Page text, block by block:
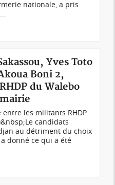
nationale, a pris
Yves Toto
Boni 2,
du Walebo
les militants RHDP
candidats
au détriment du choix
donné ce qui a été